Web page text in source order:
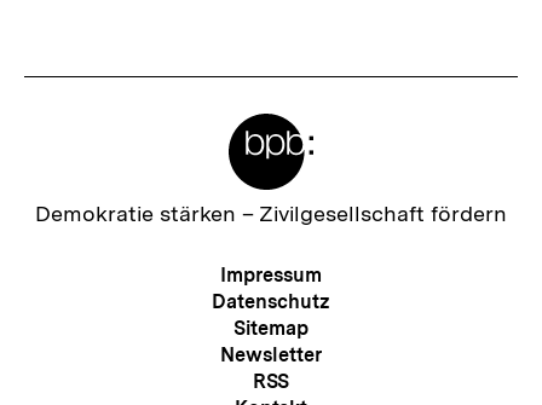
Zur
Demokratie stärken – Zivilgesellschaft fördern
Meta-
Navigation
Impressum
Datenschutz
Sitemap
Newsletter
RSS